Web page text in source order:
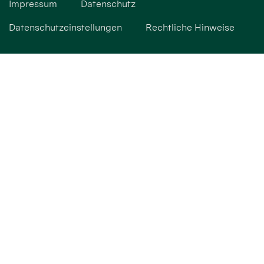
Impressum Datenschutz
Datenschutzeinstellungen Rechtliche Hinweise